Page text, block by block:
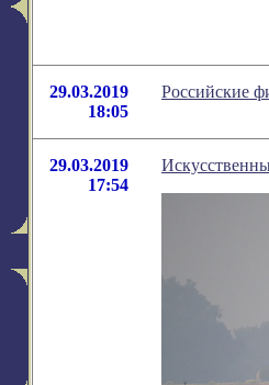
29.03.2019
18:05
Российские
29.03.2019
17:54